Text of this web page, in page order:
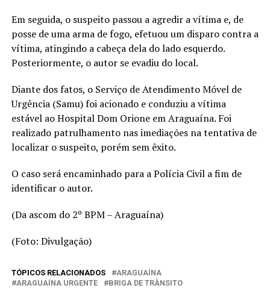
Em seguida, o suspeito passou a agredir a vítima e, de
posse de uma arma de fogo, efetuou um disparo contra a
vítima, atingindo a cabeça dela do lado esquerdo.
Posteriormente, o autor se evadiu do local.
Diante dos fatos, o Serviço de Atendimento Móvel de
Urgência (Samu) foi acionado e conduziu a vítima
estável ao Hospital Dom Orione em Araguaína. Foi
realizado patrulhamento nas imediações na tentativa de
localizar o suspeito, porém sem êxito.
O caso será encaminhado para a Polícia Civil a fim de
identificar o autor.
(Da ascom do 2º BPM – Araguaína)
(Foto: Divulgação)
TÓPICOS RELACIONADOS
ARAGUAÍNA
ARAGUAÍNA URGENTE
BRIGA DE TRÂNSITO